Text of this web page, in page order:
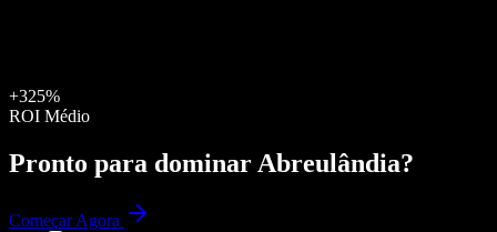
+325%
ROI Médio
Pronto para dominar Abreulândia?
Começar Agora